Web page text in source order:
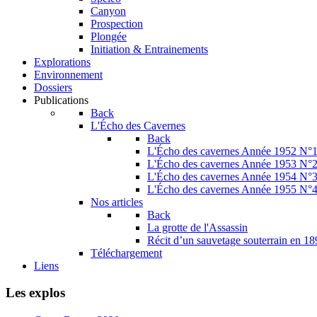
Canyon
Prospection
Plongée
Initiation & Entrainements
Explorations
Environnement
Dossiers
Publications
Back
L'Écho des Cavernes
Back
L'Écho des cavernes Année 1952 N°1
L'Écho des cavernes Année 1953 N°2
L'Écho des cavernes Année 1954 N°3
L'Écho des cavernes Année 1955 N°4
Nos articles
Back
La grotte de l'Assassin
Récit d’un sauvetage souterrain en
Téléchargement
Liens
Les explos